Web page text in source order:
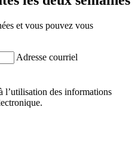
et vous pouvez vous
Adresse courriel
l’utilisation des informations